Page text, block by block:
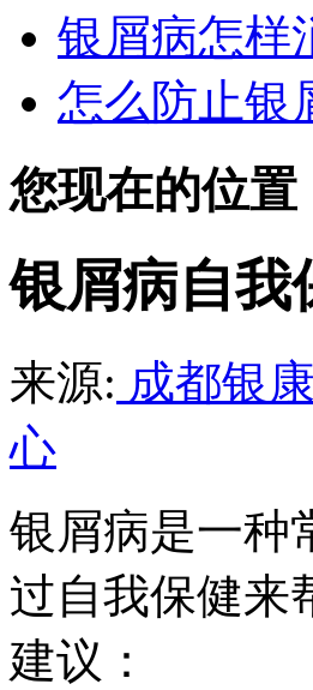
银屑病怎样
怎么防止银
您现在的位置
银屑病自我
来源: 成都银
心
银屑病是一种
过自我保健来
建议：